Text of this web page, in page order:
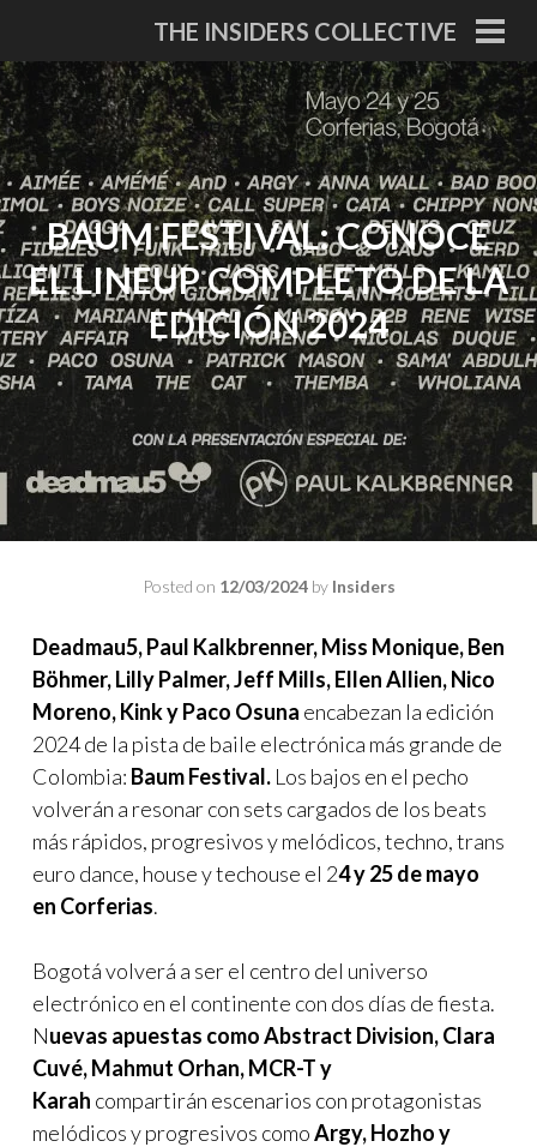
content
THE INSIDERS COLLECTIVE
BAUM FESTIVAL: CONOCE
EL LINEUP COMPLETO DE LA
EDICIÓN 2024
Posted on 12/03/2024by Insiders
Deadmau5, Paul Kalkbrenner, Miss Monique, Ben
Böhmer, Lilly Palmer, Jeff Mills, Ellen Allien, Nico
Moreno, Kink y Paco Osuna encabezan la edición
2024 de la pista de baile electrónica más grande de
Colombia: Baum Festival. Los bajos en el pecho
volverán a resonar con sets cargados de los beats
más rápidos, progresivos y melódicos, techno, trans
euro dance, house y techouse el 24 y 25 de mayo
en Corferias.
Bogotá volverá a ser el centro del universo
electrónico en el continente con dos días de fiesta.
Nuevas apuestas como Abstract Division, Clara
Cuvé, Mahmut Orhan, MCR-T y
Karah compartirán escenarios con protagonistas
melódicos y progresivos comoArgy, Hozho y